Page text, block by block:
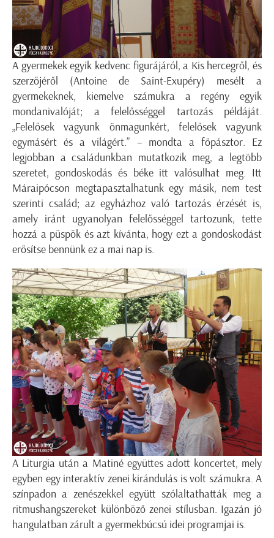
A gyermekek egyik kedvenc figurájáról, a Kis hercegről, és
szerzőjéről (Antoine de Saint-Exupéry) mesélt a
gyermekeknek, kiemelve számukra a regény egyik
mondanivalóját; a felelősséggel tartozás példáját.
„Felelősek vagyunk önmagunkért, felelősek vagyunk
egymásért és a világért.” – mondta a főpásztor. Ez
legjobban a családunkban mutatkozik meg, a legtöbb
szeretet, gondoskodás és béke itt valósulhat meg. Itt
Máraipócson megtapasztalhatunk egy másik, nem test
szerinti család; az egyházhoz való tartozás érzését is,
amely iránt ugyanolyan felelősséggel tartozunk, tette
hozzá a püspök és azt kívánta, hogy ezt a gondoskodást
erősítse bennünk ez a mai nap is.
A Liturgia után a Matiné együttes adott koncertet, mely
egyben egy interaktív zenei kirándulás is volt számukra. A
színpadon a zenészekkel együtt szólaltathatták meg a
ritmushangszereket különböző zenei stílusban. Igazán jó
hangulatban zárult a gyermekbúcsú idei programjai is.